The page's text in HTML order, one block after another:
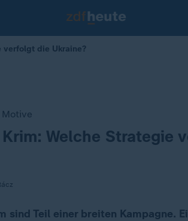
verfolgt die Ukraine?
Welche Strategie
sind Teil einer breiten Kampagne.